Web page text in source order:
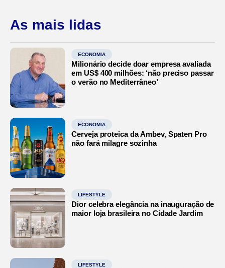
As mais lidas
ECONOMIA
Milionário decide doar empresa avaliada
em US$ 400 milhões: ‘não preciso passar
o verão no Mediterrâneo’
ECONOMIA
Cerveja proteica da Ambev, Spaten Pro
não fará milagre sozinha
LIFESTYLE
Dior celebra elegância na inauguração de
maior loja brasileira no Cidade Jardim
LIFESTYLE